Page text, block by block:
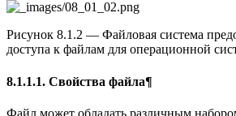
Рисунок 8.1.2 — Файловая система
доступа к файлам для операционной
8.1.1.1. Свойства файла¶
Файл может обладать различным